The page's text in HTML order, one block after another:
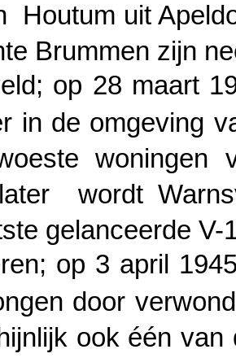
Houtum uit
Brummen zijn
op 28 maart
in de omgeving
woningen
wordt
gelanceerde V-
op 3 april
door
ook één